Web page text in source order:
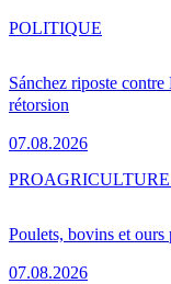
Sánchez riposte
rétorsion
07.08.2026
POLITIQUE
Poulets, bovins et ours
07.08.2026
PRO